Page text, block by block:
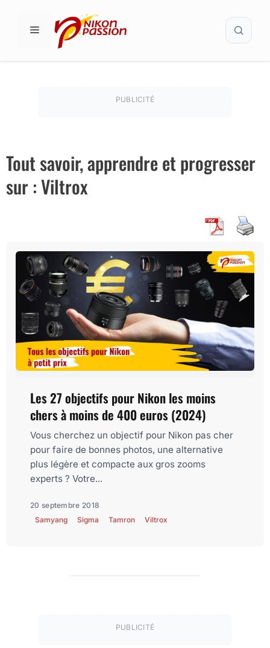
MENU
PUBLICITÉ
Tout savoir, apprendre et progresser
sur : Viltrox
Les 27 objectifs pour Nikon les moins
chers à moins de 400 euros (2024)
Vous cherchez un objectif pour Nikon pas cher
pour faire de bonnes photos, une alternative
plus légère et compacte aux gros zooms
experts ? Votre...
20 septembre 2018
Samyang
Sigma Tamron Viltrox
PUBLICITÉ